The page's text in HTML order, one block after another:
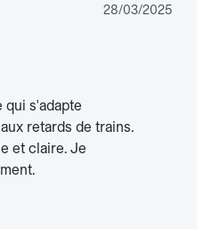
28/03/2025
qui s'adapte
retards de trains.
et claire. Je